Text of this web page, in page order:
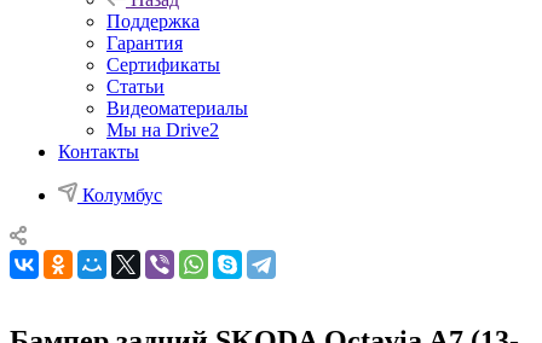
Поддержка
Гарантия
Сертификаты
Статьи
Видеоматериалы
Мы на Drive2
Контакты
Колумбус